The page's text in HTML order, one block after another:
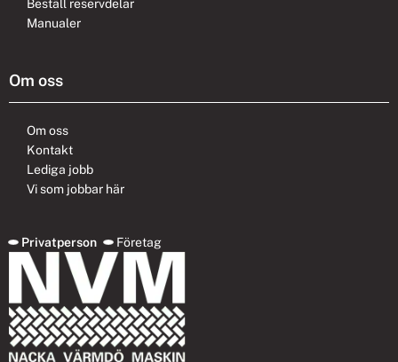
Beställ reservdelar
Manualer
Om oss
Om oss
Kontakt
Lediga jobb
Vi som jobbar här
Privatperson Företag